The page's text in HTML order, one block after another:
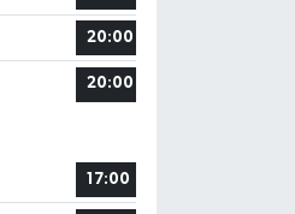
20:00
20:00
17:00